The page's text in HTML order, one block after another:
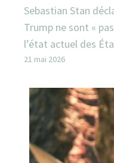
Sebastian Stan
Trump ne sont «
l’état actuel des
21 mai 2026